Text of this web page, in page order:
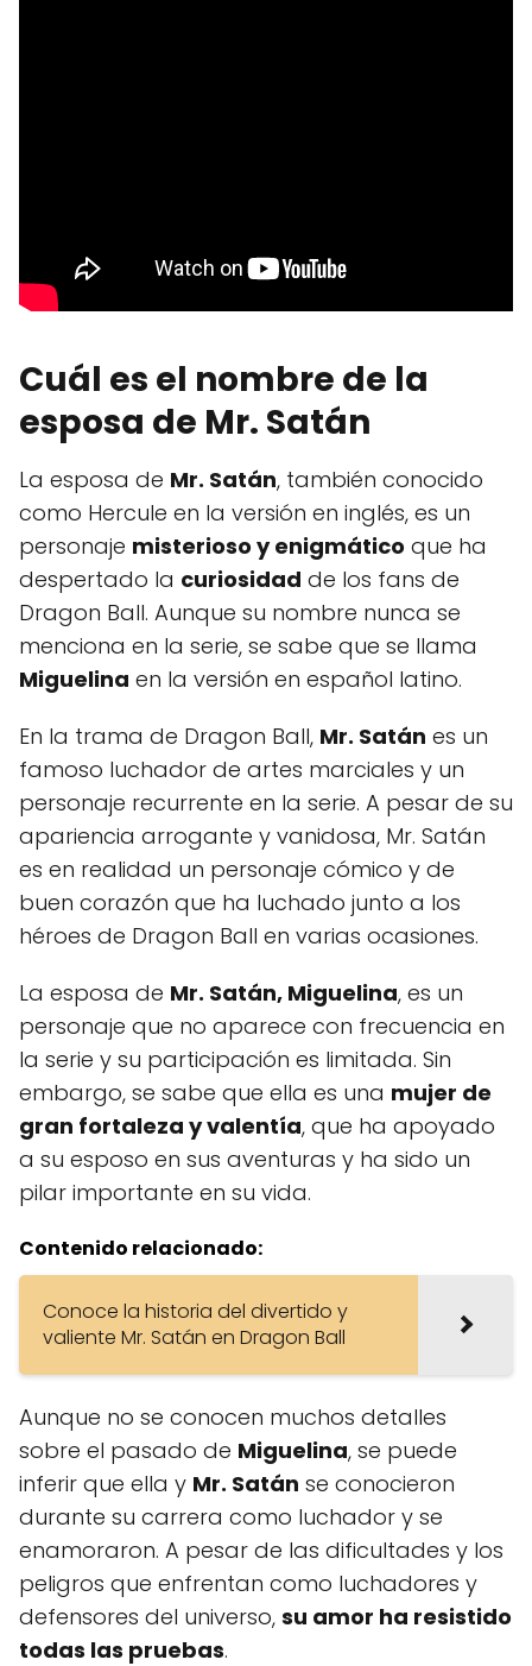
Cuál es el nombre de la
esposa de Mr. Satán
La esposa de Mr. Satán, también conocido
como Hercule en la versión en inglés, es un
personaje misterioso y enigmático que ha
despertado la curiosidad de los fans de
Dragon Ball. Aunque su nombre nunca se
menciona en la serie, se sabe que se llama
Miguelina en la versión en español latino.
En la trama de Dragon Ball, Mr. Satán es un
famoso luchador de artes marciales y un
personaje recurrente en la serie. A pesar de su
apariencia arrogante y vanidosa, Mr. Satán
es en realidad un personaje cómico y de
buen corazón que ha luchado junto a los
héroes de Dragon Ball en varias ocasiones.
La esposa de Mr. Satán, Miguelina, es un
personaje que no aparece con frecuencia en
la serie y su participación es limitada. Sin
embargo, se sabe que ella es una mujer de
gran fortaleza y valentía, que ha apoyado
a su esposo en sus aventuras y ha sido un
pilar importante en su vida.
Contenido relacionado:
Conoce la historia del divertido y
valiente Mr. Satán en Dragon Ball
Aunque no se conocen muchos detalles
sobre el pasado de Miguelina, se puede
inferir que ella y Mr. Satán se conocieron
durante su carrera como luchador y se
enamoraron. A pesar de las dificultades y los
peligros que enfrentan como luchadores y
defensores del universo, su amor ha resistido
todas las pruebas.